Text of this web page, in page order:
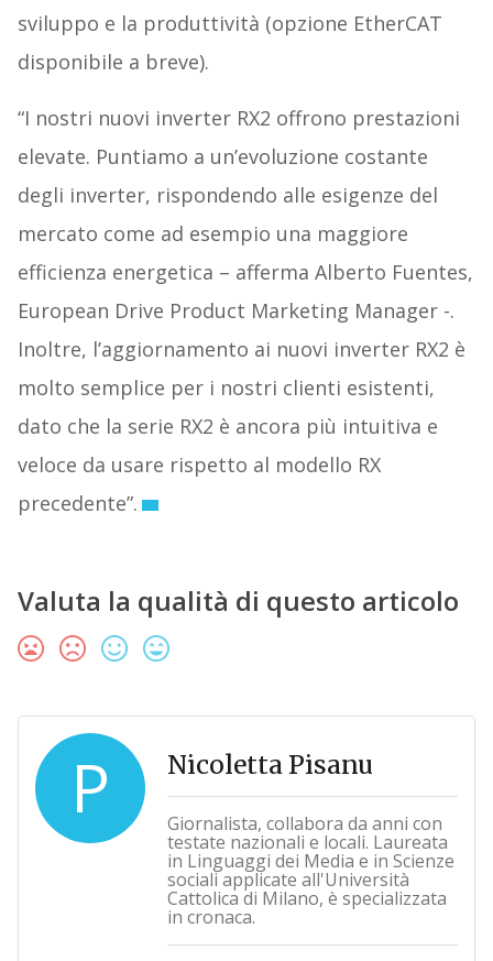
sviluppo e la produttività (opzione EtherCAT
disponibile a breve).
“I nostri nuovi inverter RX2 offrono prestazioni
elevate. Puntiamo a un’evoluzione costante
degli inverter, rispondendo alle esigenze del
mercato come ad esempio una maggiore
efficienza energetica – afferma Alberto Fuentes,
European Drive Product Marketing Manager -.
Inoltre, l’aggiornamento ai nuovi inverter RX2 è
molto semplice per i nostri clienti esistenti,
dato che la serie RX2 è ancora più intuitiva e
veloce da usare rispetto al modello RX
precedente”.
Valuta la qualità di questo articolo
P Nicoletta Pisanu
Giornalista, collabora da anni con
testate nazionali e locali. Laureata
in Linguaggi dei Media e in Scienze
sociali applicate all'Università
Cattolica di Milano, è specializzata
in cronaca.